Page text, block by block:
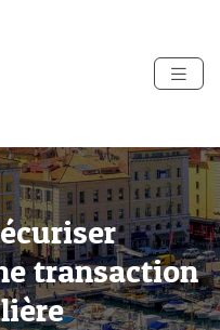
transaction